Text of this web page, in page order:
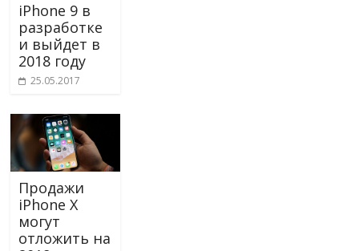
iPhone 9 в
разработке
и выйдет в
2018 году
25.05.2017
Продажи
iPhone X
могут
отложить на